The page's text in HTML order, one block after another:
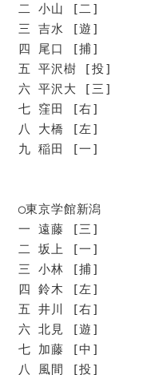
二 小山 [二]
三 吉水 [遊]
四 尾口 [捕]
五 平沢樹 [投]
六 平沢大 [三]
七 窪田 [右]
八 大橋 [左]
九 稲田 [一]
◯東京学館新潟
一 遠藤 [三]
二 坂上 [一]
三 小林 [捕]
四 鈴木 [左]
五 井川 [右]
六 北見 [遊]
七 加藤 [中]
八 風間 [投]